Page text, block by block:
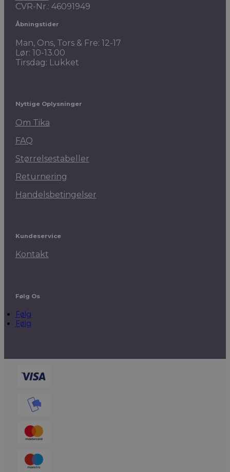
CVR-Nr.: 46091949
Åbningstider
Man, Ons, Tors & Fre: 12-17
Lør: 10-13.00
Tirsdag: Lukket
Nyttige Oplysninger
Om Tika
FAQ
Størrelsestabeller
Returnering
Handelsbetingelser
Kundeservice
Kontakt
Følg Os
Følg
Følg